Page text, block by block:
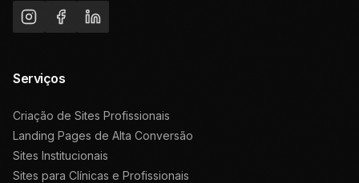
Serviços
Criação de Sites Profissionais
Landing Pages de Alta Conversão
Sites Institucionais
Sites para Clínicas e Profissionais